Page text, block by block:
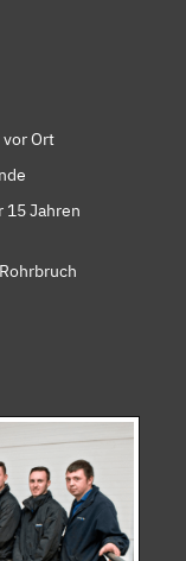
Ort
15 Jahren